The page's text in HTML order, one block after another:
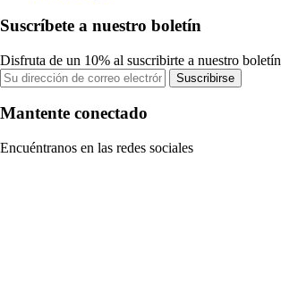
Suscríbete a nuestro boletín
Disfruta de un 10% al suscribirte a nuestro boletín
Suscribirse
Mantente conectado
Encuéntranos en las redes sociales